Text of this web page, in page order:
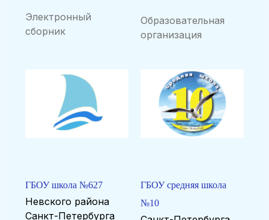
Электронный
сборник
Образовательная
организация
ГБОУ школа №627
Невского района
Санкт-Петербурга
ГБОУ средняя школа
№10